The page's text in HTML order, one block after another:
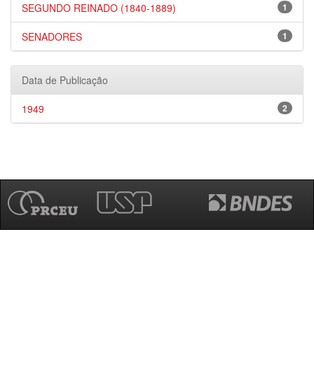
1
SEGUNDO REINADO (1840-1889)
1
SENADORES
Data de Publicação
2
1949